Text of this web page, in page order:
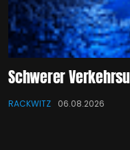
Schwerer
RACKWITZ 06.08.2026